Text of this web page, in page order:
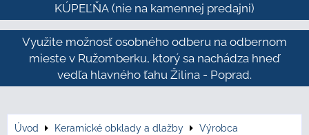
KÚPEĽŇA (nie na kamennej predajni)
Využite možnosť osobného odberu na odbernom
mieste v Ružomberku, ktorý sa nachádza hneď
vedľa hlavného ťahu Žilina - Poprad.
Úvod Keramické obklady a dlažby
Výrobca